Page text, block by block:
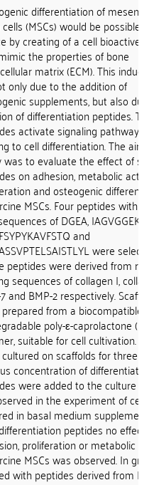
differentiation of
(MSCs) would be possible
by creating of a cell bioactive
the properties of bone
matrix (ECM). This
only due to the addition of
supplements, but also
of differentiation peptides.
activate signaling pathways
to cell differentiation. The
was to evaluate the effect of
on adhesion, metabolic
and osteogenic
MSCs. Four peptides with
of DGEA,
and
were
peptides were derived from
sequences of collagen I,
and BMP-2 respectively.
from a biocompatible
poly-ε-caprolactone
suitable for cell cultivation.
on scaffolds for three
concentration of
were added to the culture
in the experiment of cells
in basal medium
peptides no effect
proliferation or metabolic
MSCs was observed. In
with peptides derived from